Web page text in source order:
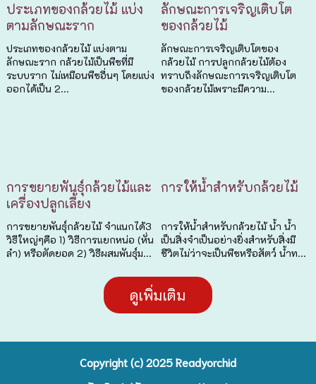
ประเภทของกล้วยไม้ แบ่ง
ตามลักษณะราก
ประเภทของกล้วยไม้ แบ่งตาม
ลักษณะราก กล้วยไม้เป็นพืชที่มี
ระบบราก ไม่เหมือนพืชอื่นๆ โดยแบ่ง
ออกได้เป็น 2...
ลักษณะการเจริญเติบโต
ของกล้วยไม้
ลักษณะการเจริญเติบโตของ
กล้วยไม้ การปลูกกล้วยไม้ต้อง
ทราบถึงลักษณะการเจริญเติบโต
ของกล้วยไม้เพราะมีความ...
การขยายพันธุ์กล้วยไม้และ
เครื่องปลูกเลี้ยง
การขยายพันธุ์กล้วยไม้ จำแนกได้3
วิธีใหญ่ๆคือ 1) วิธีการแยกหน่อ (หั่น
ลำ) หรือตัดยอด 2) วิธีผสมพันธุ์ม...
การให้น้ำสำหรับกล้วยไม้
การให้น้ำสำหรับกล้วยไม้ น้ำ น้ำ
เป็นสิ่งจำเป็นอย่างยิ่งสำหรับสิ่งมี
ชีวิตไม่ว่าจะเป็นพืชหรือสัตว์ น้ำท...
ดูเพิ่มเติม
Copyright (c) 2025 Readyorchid